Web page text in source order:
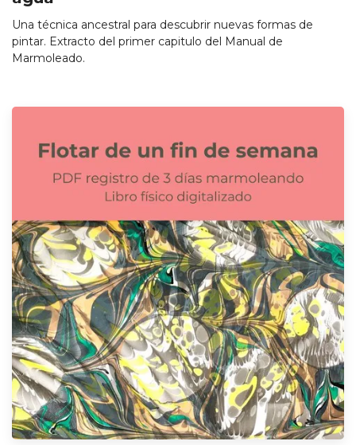
Una técnica ancestral para descubrir nuevas formas de
pintar. Extracto del primer capitulo del Manual de
Marmoleado.